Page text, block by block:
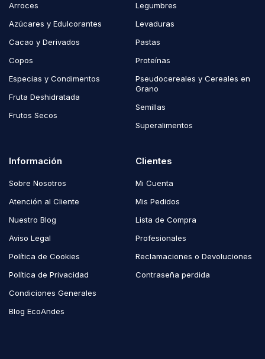
Arroces
Azúcares y Edulcorantes
Cacao y Derivados
Copos
Especias y Condimentos
Fruta Deshidratada
Frutos Secos
Legumbres
Levaduras
Pastas
Proteínas
Pseudocereales y Cereales en
Grano
Semillas
Superalimentos
Información
Sobre Nosotros
Atención al Cliente
Nuestro Blog
Aviso Legal
Política de Cookies
Política de Privacidad
Condiciones Generales
Blog EcoAndes
Clientes
Mi Cuenta
Mis Pedidos
Lista de Compra
Profesionales
Reclamaciones o Devoluciones
Contraseña perdida